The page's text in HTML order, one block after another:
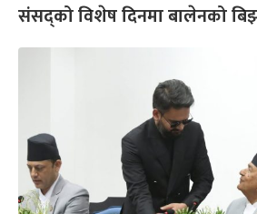
संसद्को विशेष दिनमा बालेनको